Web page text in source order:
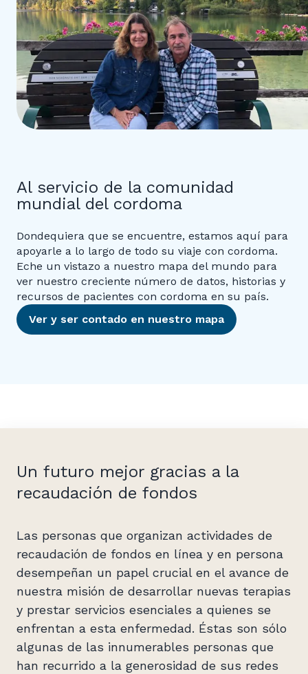
Al servicio de la comunidad
mundial del cordoma
Dondequiera que se encuentre, estamos aquí para
apoyarle a lo largo de todo su viaje con cordoma.
Eche un vistazo a nuestro mapa del mundo para
ver nuestro creciente número de datos, historias y
recursos de pacientes con cordoma en su país.
Ver y ser contado en nuestro mapa
Un futuro mejor gracias a la
recaudación de fondos
Las personas que organizan actividades de
recaudación de fondos en línea y en persona
desempeñan un papel crucial en el avance de
nuestra misión de desarrollar nuevas terapias
y prestar servicios esenciales a quienes se
enfrentan a esta enfermedad. Éstas son sólo
algunas de las innumerables personas que
han recurrido a la generosidad de sus redes